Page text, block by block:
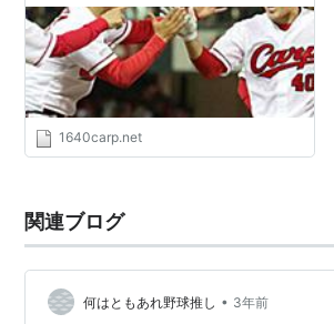
1640carp.net
関連ブログ
何はともあれ野球推し • 3年前